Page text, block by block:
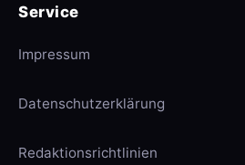
Service
Impressum
Datenschutzerklärung
Redaktionsrichtlinien